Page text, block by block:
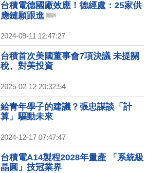
台積電德國廠效應！德經處：25家供
應鏈願跟進
2024-09-11 12:47:27
台積首次美國董事會7項決議 未提關
稅、對美投資
2025-02-12 20:32:54
給青年學子的建議？張忠謀談「計
算」驅動未來
2024-12-17 07:47:47
台積電A14製程2028年量產 「系統級
晶圓」技冠業界